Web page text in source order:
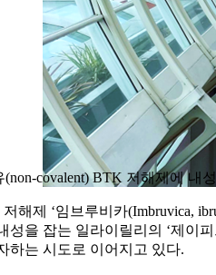
covalent) BTK 저해제에
해제 ‘임브루비카(Imbruvica,
을 잡는 일라이릴리의 ‘제이
하는 시도로 이어지고 있다.